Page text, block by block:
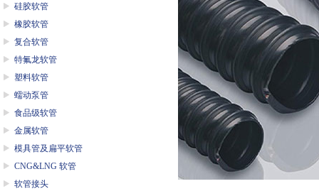
硅胶软管
橡胶软管
复合软管
特氟龙软管
塑料软管
蠕动泵管
食品级软管
金属软管
模具管及扁平软管
CNG&LNG 软管
软管接头